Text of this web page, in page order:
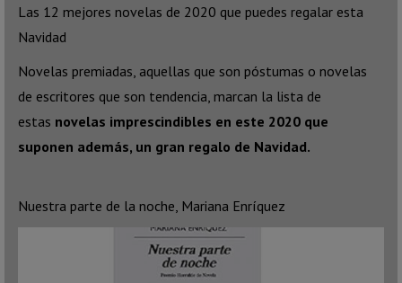
Las 12 mejores novelas de 2020 que puedes regalar esta
Navidad
Novelas premiadas, aquellas que son póstumas o novelas
de escritores que son tendencia, marcan la lista de
estas novelas imprescindibles en este 2020 que
suponen además, un gran regalo de Navidad.
Nuestra parte de la noche, Mariana Enríquez